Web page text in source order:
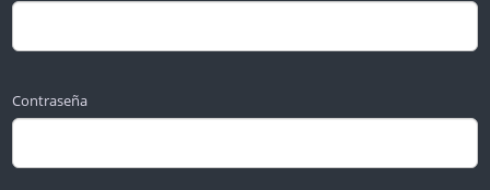
Contraseña